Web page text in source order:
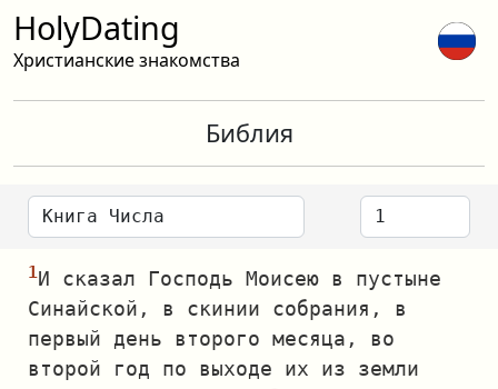
HolyDating
Христианские знакомства
Библия
И сказал Господь Моисею в пустыне
Синайской, в скинии собрания, в
первый день второго месяца, во
второй год по выходе их из земли